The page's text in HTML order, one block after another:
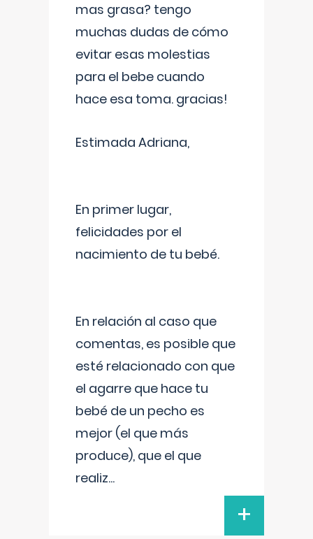
mas grasa? tengo
muchas dudas de cómo
evitar esas molestias
para el bebe cuando
hace esa toma. gracias!
Estimada Adriana,
En primer lugar,
felicidades por el
nacimiento de tu bebé.
En relación al caso que
comentas, es posible que
esté relacionado con que
el agarre que hace tu
bebé de un pecho es
mejor (el que más
produce), que el que
realiz...
+